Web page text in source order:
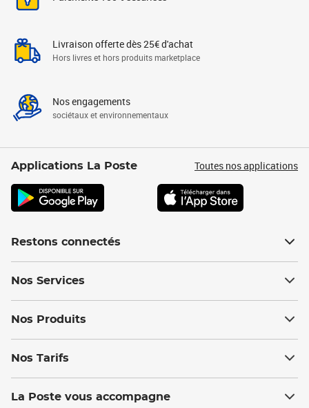
Livraison offerte dès 25€ d'achat
Hors livres et hors produits marketplace
Nos engagements
sociétaux et environnementaux
Applications La Poste Toutes nos applications
Restons connectés
Nos Services
Nos Produits
Nos Tarifs
La Poste vous accompagne